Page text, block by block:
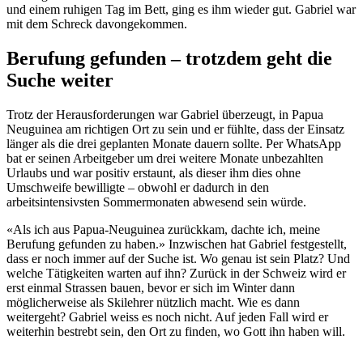
und einem ruhigen Tag im Bett, ging es ihm wieder gut. Gabriel war
mit dem Schreck davongekommen.
Berufung gefunden – trotzdem geht die
Suche weiter
Trotz der Herausforderungen war Gabriel überzeugt, in Papua
Neuguinea am richtigen Ort zu sein und er fühlte, dass der Einsatz
länger als die drei geplanten Monate dauern sollte. Per WhatsApp
bat er seinen Arbeitgeber um drei weitere Monate unbezahlten
Urlaubs und war positiv erstaunt, als dieser ihm dies ohne
Umschweife bewilligte – obwohl er dadurch in den
arbeitsintensivsten Sommermonaten abwesend sein würde.
«Als ich aus Papua-Neuguinea zurückkam, dachte ich, meine
Berufung gefunden zu haben.» Inzwischen hat Gabriel festgestellt,
dass er noch immer auf der Suche ist. Wo genau ist sein Platz? Und
welche Tätigkeiten warten auf ihn? Zurück in der Schweiz wird er
erst einmal Strassen bauen, bevor er sich im Winter dann
möglicherweise als Skilehrer nützlich macht. Wie es dann
weitergeht? Gabriel weiss es noch nicht. Auf jeden Fall wird er
weiterhin bestrebt sein, den Ort zu finden, wo Gott ihn haben will.